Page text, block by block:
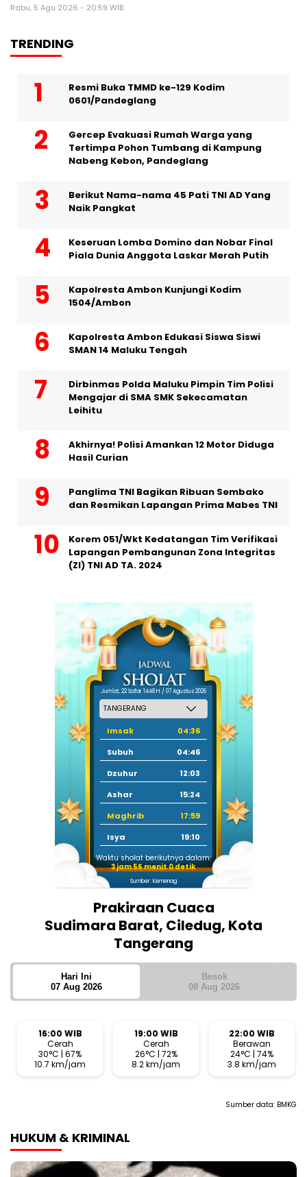
Rabu, 5 Agu 2026 - 20:59 WIB
TRENDING
Resmi Buka TMMD ke-129 Kodim
0601/Pandeglang
Gercep Evakuasi Rumah Warga yang
Tertimpa Pohon Tumbang di Kampung
Nabeng Kebon, Pandeglang
Berikut Nama-nama 45 Pati TNI AD Yang
Naik Pangkat
Keseruan Lomba Domino dan Nobar Final
Piala Dunia Anggota Laskar Merah Putih
Kapolresta Ambon Kunjungi Kodim
1504/Ambon
Kapolresta Ambon Edukasi Siswa Siswi
SMAN 14 Maluku Tengah
Dirbinmas Polda Maluku Pimpin Tim Polisi
Mengajar di SMA SMK Sekecamatan
Leihitu
Akhirnya! Polisi Amankan 12 Motor Diduga
Hasil Curian
Panglima TNI Bagikan Ribuan Sembako
dan Resmikan Lapangan Prima Mabes TNI
Korem 051/Wkt Kedatangan Tim Verifikasi
Lapangan Pembangunan Zona Integritas
(ZI) TNI AD TA. 2024
Jum'at, 22 Safar 1448 H / 07 Agustus 2026
Imsak
04:36
Subuh
04:46
Dzuhur
12:03
Ashar
15:24
Maghrib
17:59
Isya
19:10
Waktu sholat berikutnya dalam:
3 jam 56 menit 0 detik
Sumber: Kemenag
Prakiraan Cuaca
Sudimara Barat, Ciledug, Kota
Tangerang
Hari Ini
07 Aug 2026
Besok
08 Aug 2026
16:00 WIB
Cerah
30°C | 67%
10.7 km/jam
19:00 WIB
Cerah
26°C | 72%
8.2 km/jam
22:00 WIB
Berawan
24°C | 74%
3.8 km/jam
Sumber data: BMKG
HUKUM & KRIMINAL